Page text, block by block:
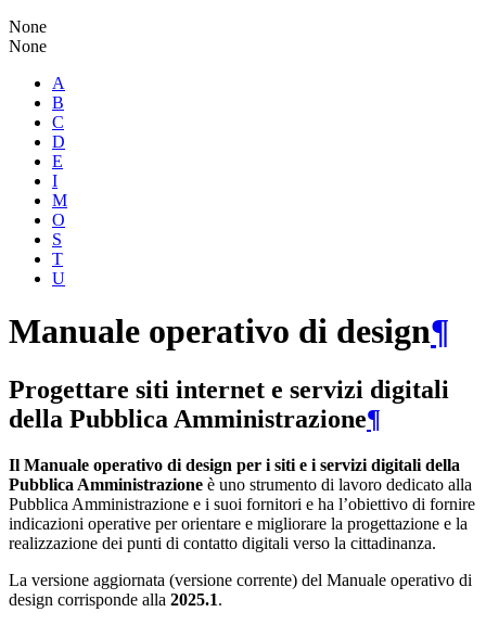
None
None
A
B
C
D
E
I
M
O
S
T
U
Manuale operativo di design¶
Progettare siti internet e servizi digitali
della Pubblica Amministrazione¶
Il Manuale operativo di design per i siti e i servizi digitali della
Pubblica Amministrazione è uno strumento di lavoro dedicato alla
Pubblica Amministrazione e i suoi fornitori e ha l’obiettivo di fornire
indicazioni operative per orientare e migliorare la progettazione e la
realizzazione dei punti di contatto digitali verso la cittadinanza.
La versione aggiornata (versione corrente) del Manuale operativo di
design corrisponde alla 2025.1.